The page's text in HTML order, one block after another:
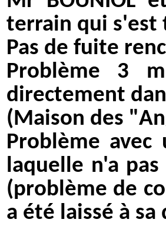
terrain qui s'est
Pas de fuite
Problème 3
directement
(Maison des
Problème
laquelle n'a
(problème de
a été laissé à